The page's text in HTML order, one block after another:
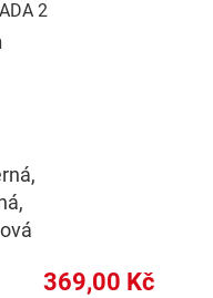
2
369,00 Kč